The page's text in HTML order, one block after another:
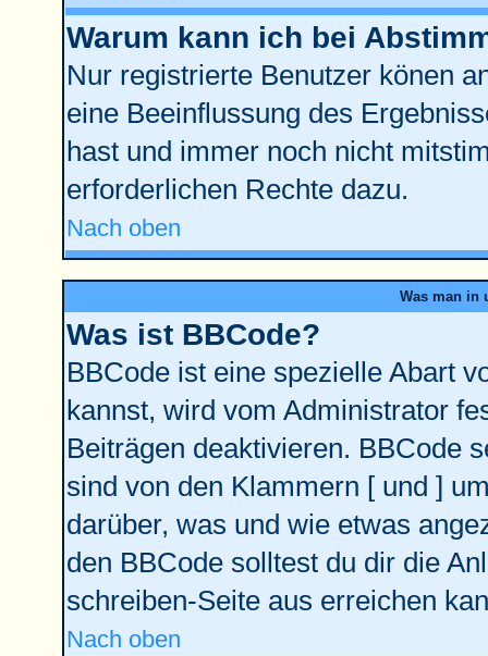
Warum kann ich bei
Nur registrierte Benutzer könen
eine Beeinflussung des
hast und immer noch nicht
erforderlichen Rechte dazu.
Nach oben
Was man in
Was ist BBCode?
BBCode ist eine spezielle Abart
kannst, wird vom Administrator
Beiträgen deaktivieren. BBCode
sind von den Klammern [ und ]
darüber, was und wie etwas
den BBCode solltest du dir die
schreiben-Seite aus erreichen
Nach oben